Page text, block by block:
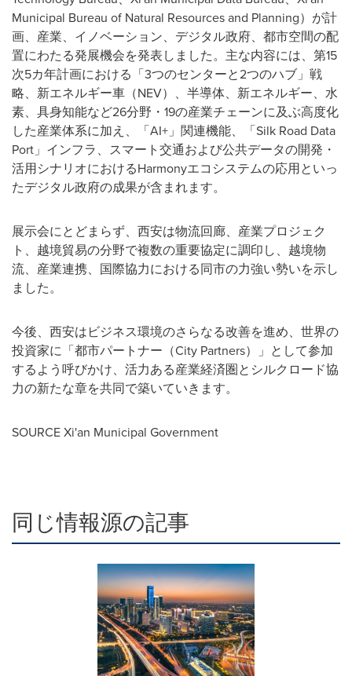
Municipal Bureau of Natural Resources and Planning）が計
画、産業、イノベーション、デジタル政府、都市空間の配
置にわたる発展機会を発表しました。主な内容には、第15
次5カ年計画における「3つのセンターと2つのハブ」戦
略、新エネルギー車（NEV）、半導体、新エネルギー、水
素、具身知能など26分野・19の産業チェーンに及ぶ高度化
した産業体系に加え、「AI+」関連機能、「Silk Road Data
Port」インフラ、スマート交通および公共データの開発・
活用シナリオにおけるHarmonyエコシステムの応用といっ
たデジタル政府の成果が含まれます。
展示会にとどまらず、西安は物流回廊、産業プロジェク
ト、越境貿易の分野で複数の重要協定に調印し、越境物
流、産業連携、国際協力における同市の力強い勢いを示し
ました。
今後、西安はビジネス環境のさらなる改善を進め、世界の
投資家に「都市パートナー（City Partners）」として参加
するよう呼びかけ、活力ある産業経済圏とシルクロード協
力の新たな章を共同で築いていきます。
SOURCE Xi'an Municipal Government
同じ情報源の記事